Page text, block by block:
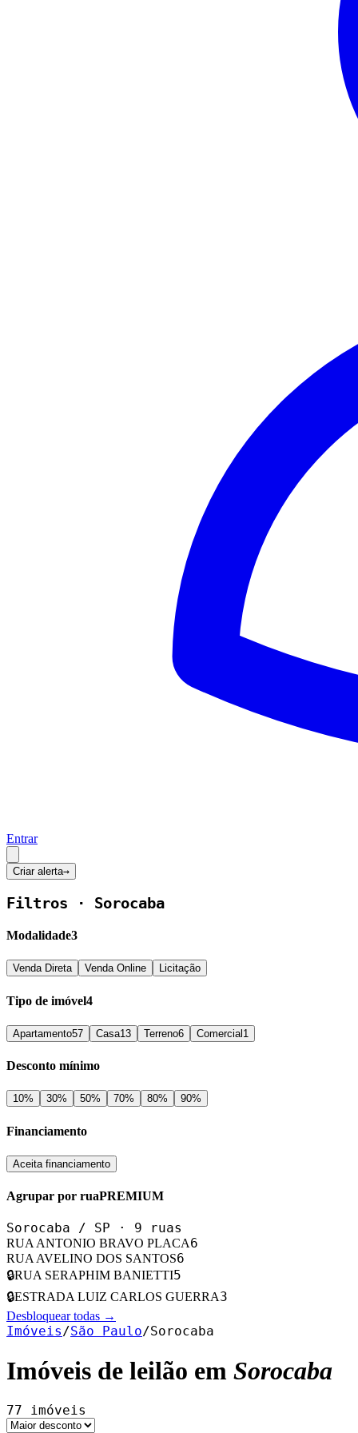
Entrar
Criar alerta→
Filtros · Sorocaba
Modalidade3
Venda Direta Venda Online Licitação
Tipo de imóvel4
Apartamento57 Casa13 Terreno6 Comercial 1
Desconto mínimo
10% 30% 50% 70% 80% 90%
Financiamento
Aceita financiamento
Agrupar por ruaPREMIUM
Sorocaba / SP · 9 ruas
RUA ANTONIO BRAVO PLACA6
RUA AVELINO DOS SANTOS6
🔒RUA SERAPHIM BANIETTI5
🔒ESTRADA LUIZ CARLOS GUERRA3
Desbloquear todas →
Imóveis/São Paulo/Sorocaba
Imóveis de leilão em Sorocaba
77 imóveis